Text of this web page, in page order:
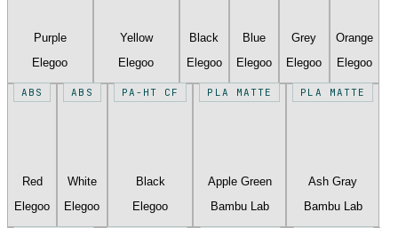
Purple
Elegoo
Yellow
Elegoo
Black
Elegoo
Blue
Elegoo
Grey
Elegoo
Orange
Elegoo
ABS
Red
Elegoo
ABS
White
Elegoo
PA-HT CF
Black
Elegoo
PLA MATTE
Apple Green
Bambu Lab
PLA MATTE
Ash Gray
Bambu Lab